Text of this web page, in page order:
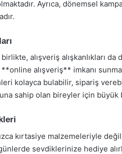
Ayrıca, dönemsel
alışveriş alışkanlıkları da
alışveriş** imkanı
kolayca bulabilir, sipariş
sahip olan bireyler için büyük
kırtasiye malzemeleriyle
sevdiklerinize hediye